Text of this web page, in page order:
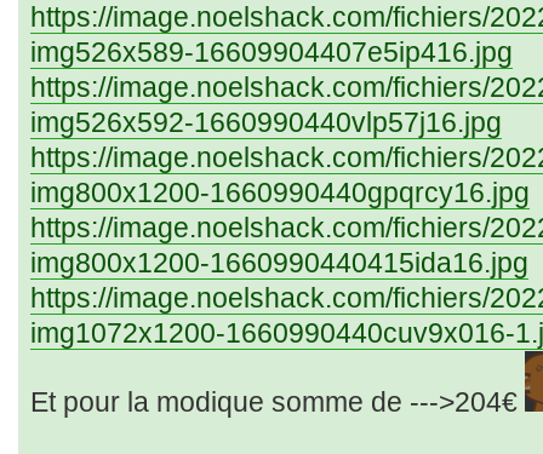
https://image.noelshack.com/fichiers/
img526x589-16609904407e5ip416.jpg
https://image.noelshack.com/fichiers/
img526x592-1660990440vlp57j16.jpg
https://image.noelshack.com/fichiers/
img800x1200-1660990440gpqrcy16.jpg
https://image.noelshack.com/fichiers/
img800x1200-1660990440415ida16.jpg
https://image.noelshack.com/fichiers/
img1072x1200-1660990440cuv9x016-
Et pour la modique somme de --->204€